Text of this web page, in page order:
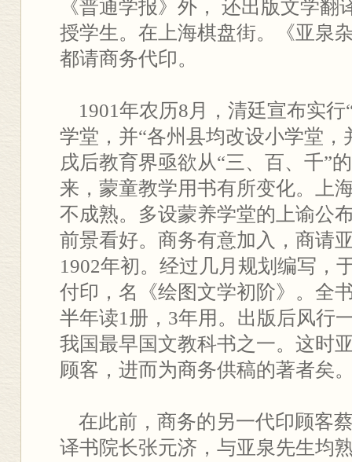
《普通学报》外， 还出版文学
授学生。在上海棋盘街。《亚泉
都请商务代印。
1901年农历8月，清廷宣布实行
学堂，并“各州县均改设小学堂，
戌后教育界亟欲从“三、百、千”
来，蒙童教学用书有所变化。上
不成熟。多设蒙养学堂的上谕公
前景看好。商务有意加入，商请
1902年初。经过几月规划编写，
付印，名《绘图文学初阶》。全
半年读1册，3年用。出版后风行
我国最早国文教科书之一。这时
顾客，进而为商务供稿的著者矣
在此前，商务的另一代印顾客
译书院长张元济，与亚泉先生均